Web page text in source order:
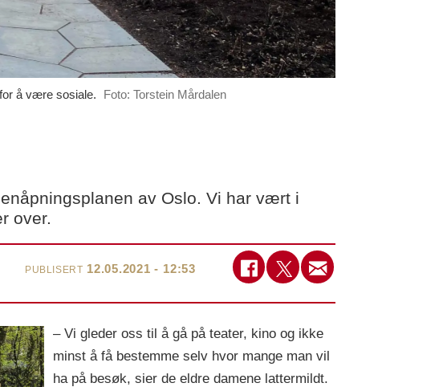
å være sosiale. Foto: Torstein Mårdalen
av Oslo. Vi har vært i
over.
PUBLISERT 12.05.2021 - 12:53
– Vi gleder oss til å gå på teater, kino og ikke
minst å få bestemme selv hvor mange man vil
ha på besøk, sier de eldre damene lattermildt.